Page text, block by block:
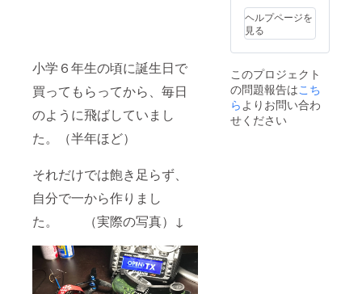
小学６年生の頃に誕生日で
買ってもらってから、毎日
のように飛ばしていまし
た。（半年ほど）
それだけでは飽き足らず、
自分で一から作りまし
た。 （実際の写真）↓
ヘルプページを
見る
このプロジェクト
の問題報告はこち
ら よりお問い合わ
せください